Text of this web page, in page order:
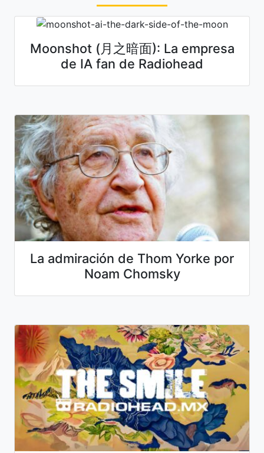
Moonshot (月之暗面): La empresa
de IA fan de Radiohead
La admiración de Thom Yorke por
Noam Chomsky